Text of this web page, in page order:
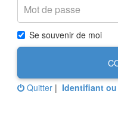
Se souvenir de moi
Quitter | Identifiant